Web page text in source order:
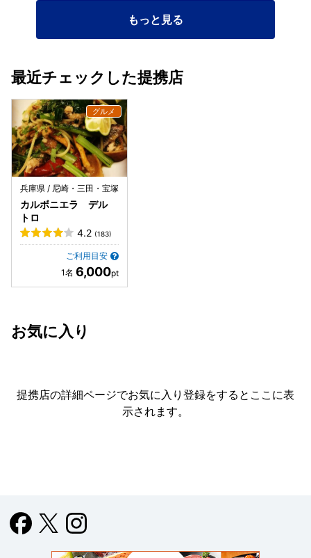
もっと見る
最近チェックした提携店
兵庫県 / 尼崎・三田・宝塚
カルボニエラ デル
トロ
4.2 (183)
ご利用目安
6,000
お気に入り
提携店の詳細ページでお気に入り登録をすると ここに表
示されます。